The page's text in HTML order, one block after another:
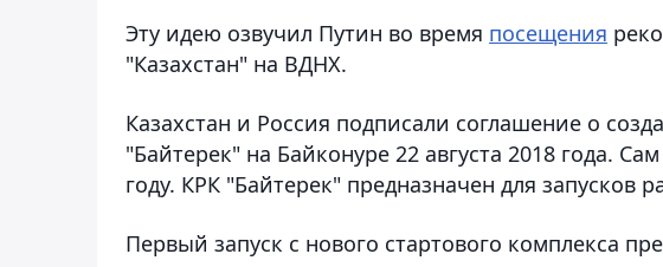
Эту идею озвучил Путин во время посещения
"Казахстан" на ВДНХ.
Казахстан и Россия подписали соглашение о
"Байтерек" на Байконуре 22 августа 2018 года.
году. КРК "Байтерек" предназначен для запусков
Первый запуск с нового стартового комплекса